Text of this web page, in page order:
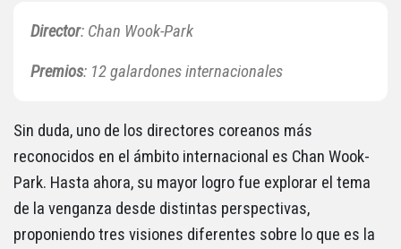
Director: Chan Wook-Park
Premios: 12 galardones internacionales
Sin duda, uno de los directores coreanos más
reconocidos en el ámbito internacional es Chan Wook-
Park. Hasta ahora, su mayor logro fue explorar el tema
de la venganza desde distintas perspectivas,
proponiendo tres visiones diferentes sobre lo que es la